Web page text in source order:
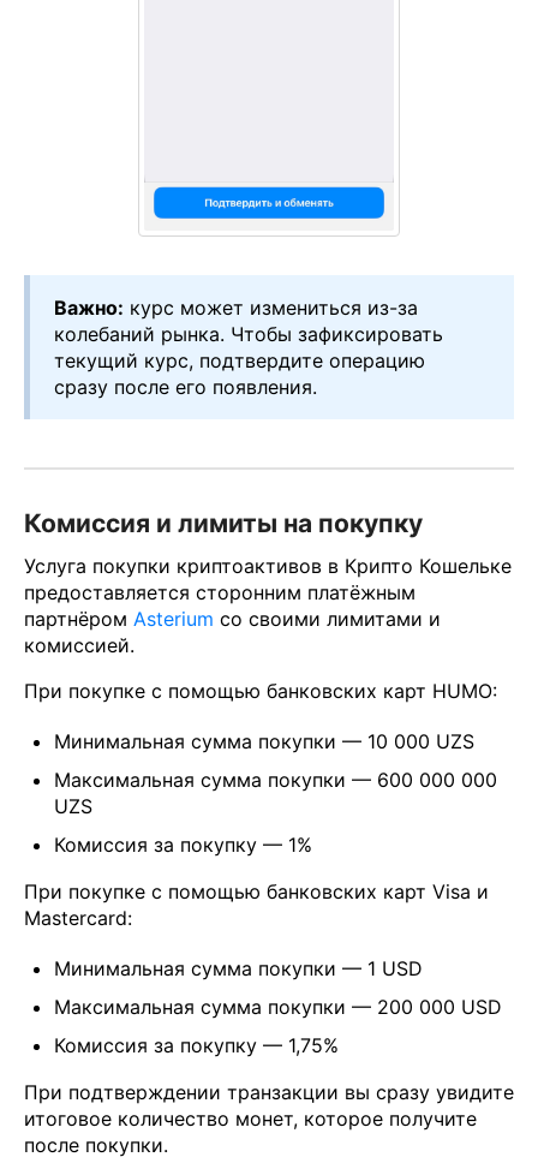
Важно: курс может измениться из-за
колебаний рынка. Чтобы зафиксировать
текущий курс, подтвердите операцию
сразу после его появления.
Комиссия и лимиты на покупку
Услуга покупки криптоактивов в Крипто Кошельке
предоставляется сторонним платёжным
партнёром Asterium со своими лимитами и
комиссией.
При покупке с помощью банковских карт HUMO:
Минимальная сумма покупки — 10 000 UZS
Максимальная сумма покупки — 600 000 000
UZS
Комиссия за покупку — 1%
При покупке с помощью банковских карт Visa и
Mastercard:
Минимальная сумма покупки — 1 USD
Максимальная сумма покупки — 200 000 USD
Комиссия за покупку — 1,75%
При подтверждении транзакции вы сразу увидите
итоговое количество монет, которое получите
после покупки.